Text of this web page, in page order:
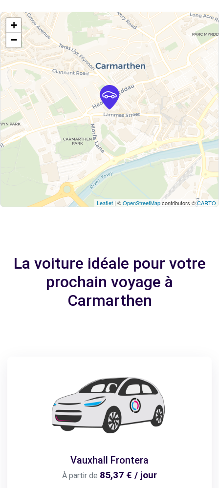
+
−
Leaflet | ©OpenStreetMapcontributors ©CARTO
La voiture idéale pour votre
prochain voyage à
Carmarthen
Vauxhall Frontera
À partir de 85,37 € / jour